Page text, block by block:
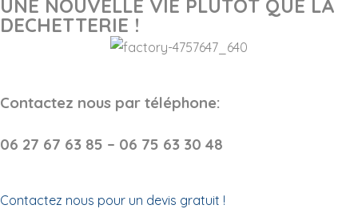
UNE NOUVELLE VIE PLUTÔT QUE LA
DECHETTERIE !
Contactez nous par téléphone:
06 27 67 63 85 – 06 75 63 30 48
Contactez nous pour un devis gratuit !